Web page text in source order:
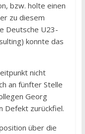
bzw. holte einen
zu diesem
Deutsche U23-
konnte das
nicht
an fünfter Stelle
Georg
Defekt zurückfiel.
über die